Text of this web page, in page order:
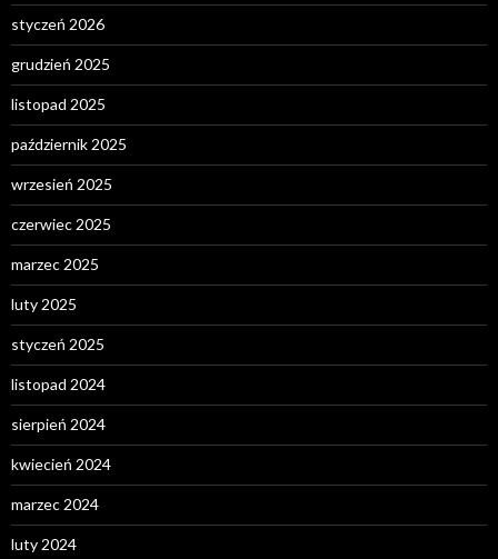
styczeń 2026
grudzień 2025
listopad 2025
październik 2025
wrzesień 2025
czerwiec 2025
marzec 2025
luty 2025
styczeń 2025
listopad 2024
sierpień 2024
kwiecień 2024
marzec 2024
luty 2024